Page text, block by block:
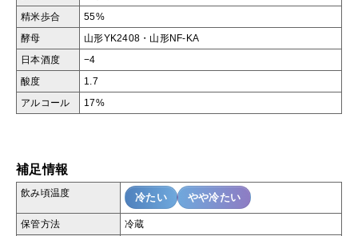
精米歩合 55%
酵母 山形YK2408・山形NF-KA
日本酒度 −4
酸度 1.7
アルコール 17%
補足情報
飲み頃温度 冷たい やや冷たい
保管方法 冷蔵